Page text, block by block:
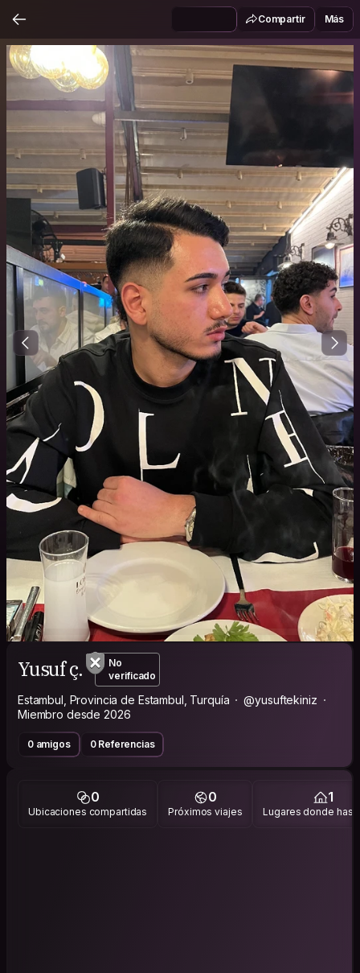
Compartir Más
Yusuf ç.
No
verificado
Estambul, Provincia de Estambul, Turquía
@yusuftekiniz
Miembro desde 2026
0 amigos 0 Referencias
0
Ubicaciones compartidas
0
Próximos viajes
1
Lugares donde has